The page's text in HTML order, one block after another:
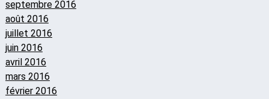
septembre 2016
août 2016
juillet 2016
juin 2016
avril 2016
mars 2016
février 2016